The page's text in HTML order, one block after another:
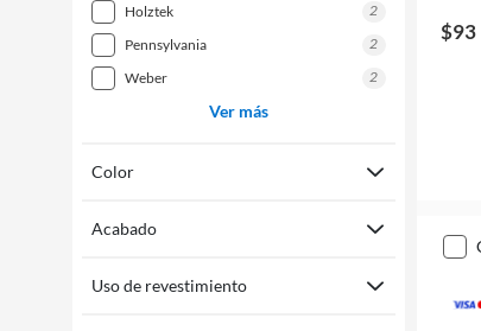
holztek
2
pennsylvania
2
weber
2
Ver más
Color
Acabado
Uso de revestimiento
$93